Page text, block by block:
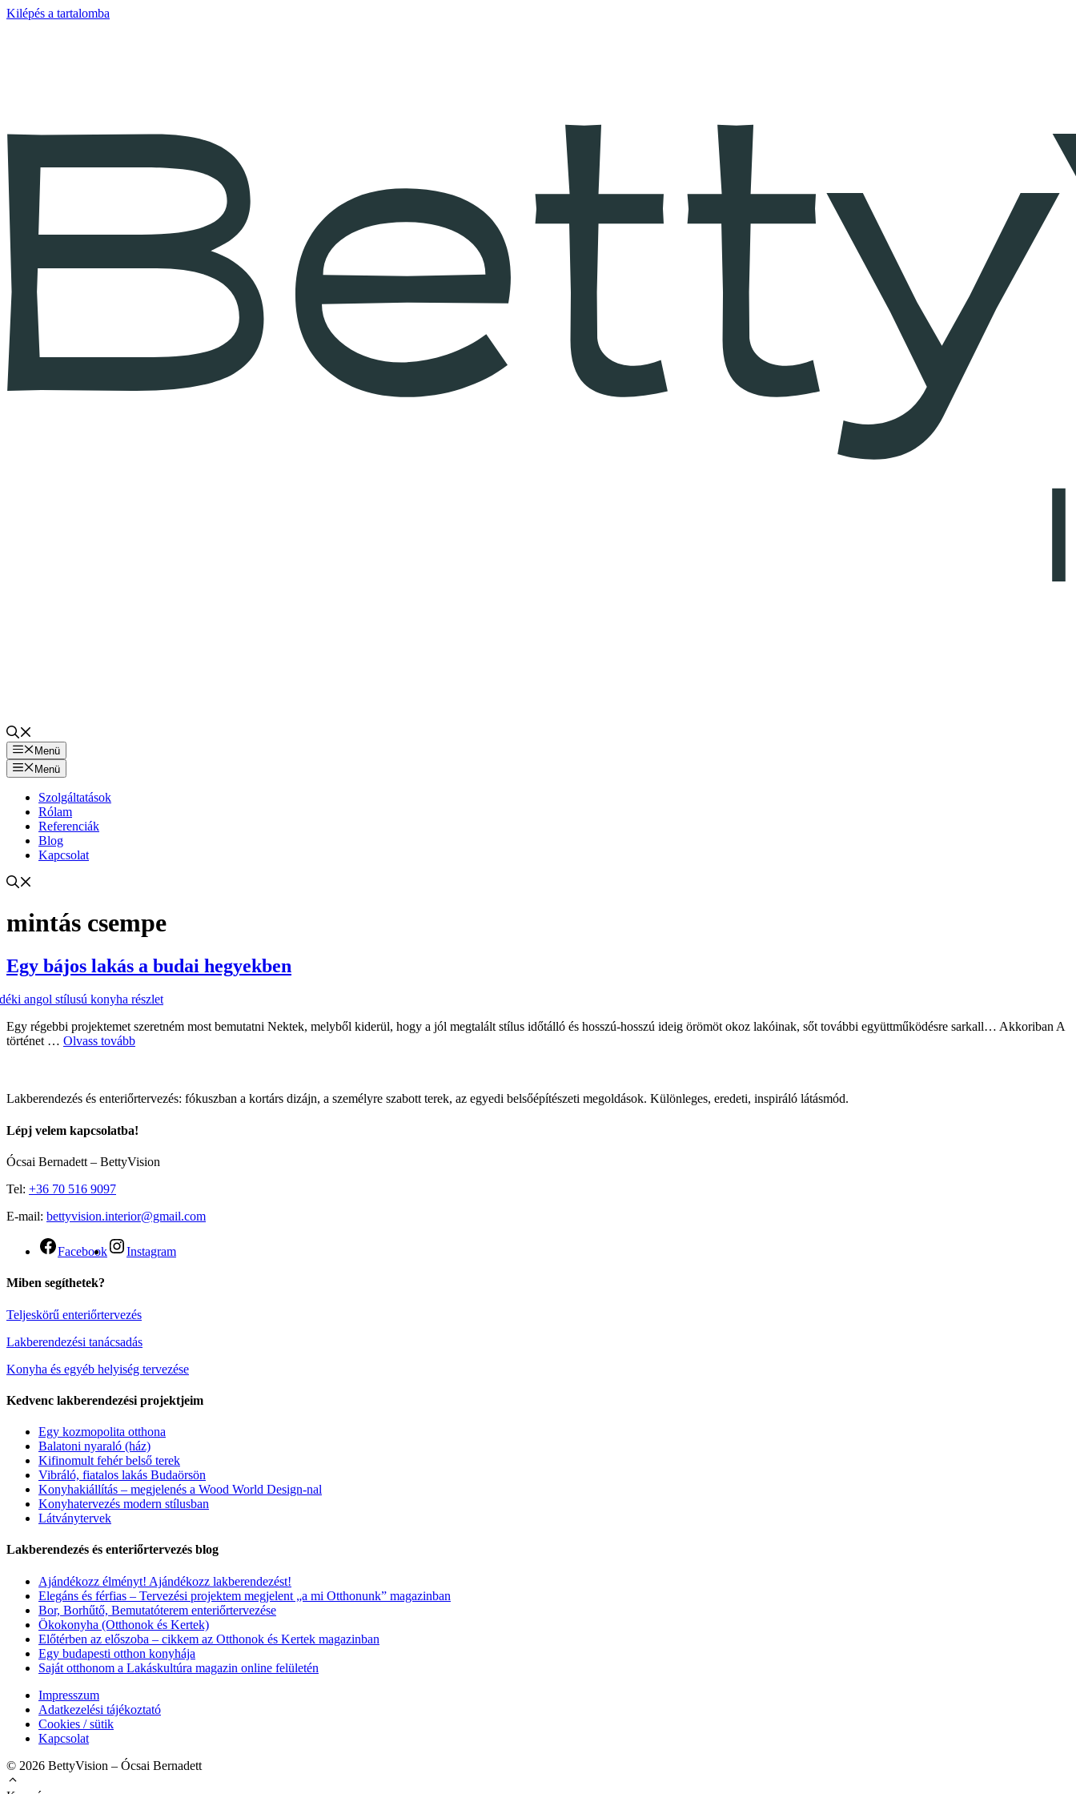
Kilépés a tartalomba
Menü
Menü
Szolgáltatások
Rólam
Referenciák
Blog
Kapcsolat
mintás csempe
Egy bájos lakás a budai hegyekben
Egy régebbi projektemet szeretném most bemutatni Nektek, melyből kiderül, hogy a jól megtalált stílus időtálló és hosszú-hosszú ideig örömöt okoz lakóinak, sőt további együttműködésre sarkall… Akkoriban A
történet … Olvass tovább
Lakberendezés és enteriőrtervezés: fókuszban a kortárs dizájn, a személyre szabott terek, az egyedi belsőépítészeti megoldások. Különleges, eredeti, inspiráló látásmód.
Lépj velem kapcsolatba!
Ócsai Bernadett – BettyVision
Tel: +36 70 516 9097
E-mail: bettyvision.interior@gmail.com
Facebook Instagram
Miben segíthetek?
Teljeskörű enteriőrtervezés
Lakberendezési tanácsadás
Konyha és egyéb helyiség tervezése
Kedvenc lakberendezési projektjeim
Egy kozmopolita otthona
Balatoni nyaraló (ház)
Kifinomult fehér belső terek
Vibráló, fiatalos lakás Budaörsön
Konyhakiállítás – megjelenés a Wood World Design-nal
Konyhatervezés modern stílusban
Látványtervek
Lakberendezés és enteriőrtervezés blog
Ajándékozz élményt! Ajándékozz lakberendezést!
Elegáns és férfias – Tervezési projektem megjelent „a mi Otthonunk” magazinban
Bor, Borhűtő, Bemutatóterem enteriőrtervezése
Ökokonyha (Otthonok és Kertek)
Előtérben az előszoba – cikkem az Otthonok és Kertek magazinban
Egy budapesti otthon konyhája
Saját otthonom a Lakáskultúra magazin online felületén
Impresszum
Adatkezelési tájékoztató
Cookies / sütik
Kapcsolat
© 2026 BettyVision – Ócsai Bernadett